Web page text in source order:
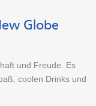
Globe
und Freude. Es
coolen Drinks und